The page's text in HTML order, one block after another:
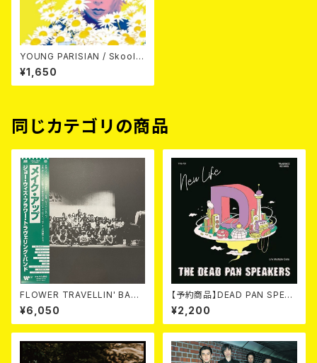
YOUNG PARISIAN / Skool B
oyz//Psychotic Lolipop 7E
P
¥1,650
同じカテゴリの商品
FLOWER TRAVELLIN' BAND
¥6,050
【予約商品】DEAD PAN SPEAK
ERS / New Life (7") 【7月8
日発売】
¥2,200